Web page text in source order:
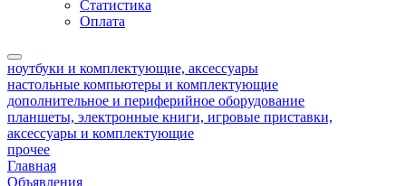
Статистика
Оплата
ноутбуки и комплектующие, аксессуары
настольные компьютеры и комплектующие
дополнительное и периферийное оборудование
планшеты, электронные книги, игровые приставки,
аксессуары и комплектующие
прочее
Главная
Объявления